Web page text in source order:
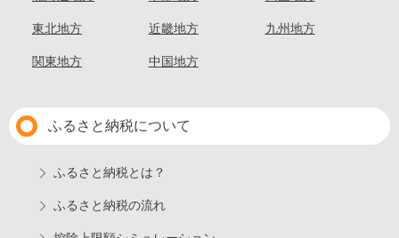
東北地方
関東地方
近畿地方
中国地方
九州地方
ふるさと納税について
ふるさと納税とは？
ふるさと納税の流れ